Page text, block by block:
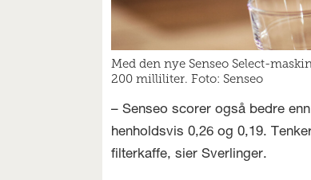
Med den nye Senseo Select-
200 milliliter. Foto: Senseo
– Senseo scorer også bedre
henholdsvis 0,26 og 0,19.
filterkaffe, sier Sverlinger.